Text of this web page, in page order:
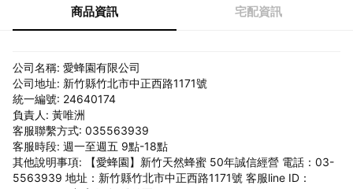
商品資訊 宅配資訊
公司名稱: 愛蜂園有限公司
公司地址: 新竹縣竹北市中正西路1171號
統一編號: 24640174
負責人: 黃唯洲
客服聯繫方式: 035563939
客服時段: 週一至週五 9點-18點
其他說明事項: 【愛蜂園】新竹天然蜂蜜 50年誠信經營 電話：03-
5563939 地址：新竹縣竹北市中正西路1171號 客服line ID：